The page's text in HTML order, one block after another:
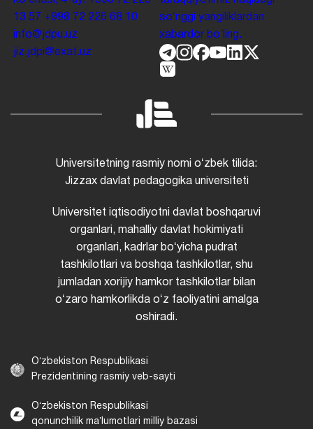
13 57 +998 72 226 68 10
info@jdpu.uz
jiz.jdpi@exat.uz
soʻnggi yangiliklardan
xabardor boʻling.
Universitetning rasmiy nomi oʻzbek tilida:
Jizzax davlat pedagogika universiteti
Universitet iqtisodiyotni davlat boshqaruvi
organlari, mahalliy davlat hokimiyati
organlari, kadrlar boʻyicha pudrat
tashkilotlari va boshqa tashkilotlar, shu
jumladan xorijiy hamkor tashkilotlar bilan
oʻzaro hamkorlikda oʻz faoliyatini amalga
oshiradi.
Oʻzbekiston Respublikasi
Prezidentining rasmiy veb-sayti
Oʻzbekiston Respublikasi
qonunchilik maʼlumotlari milliy bazasi